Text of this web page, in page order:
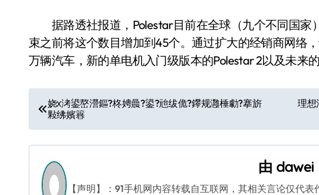
据路透社报道，Polestar目前在全球（九个不同国家
束之前将这个数目增加到45个。通过扩大的经销商网络
万辆汽车，新的单电机入门级版本的Polestar 2以及未来
文
章
导
航
娆х洘鍙嶅瀯鏂?柊娉曟?鍙?兘绂佹?鑻规灉棰勮?搴旂
敤绋嬪簭
理想
由 dawei
【声明】：91手机网内容转载自互联网，其相关言论仅代